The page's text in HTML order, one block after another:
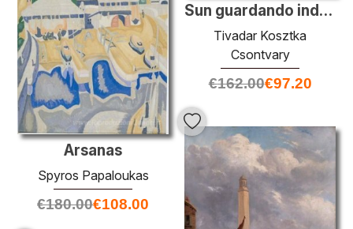
Sun guardando indietro Trau
Tivadar Kosztka
Csontvary
€162.00€97.20
Arsanas
Spyros Papaloukas
€180.00€108.00